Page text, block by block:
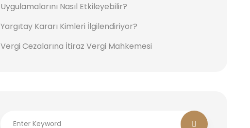
Uygulamalarını Nasıl Etkileyebilir?
Yargıtay Kararı Kimleri İlgilendiriyor?
Vergi Cezalarına İtiraz Vergi Mahkemesi